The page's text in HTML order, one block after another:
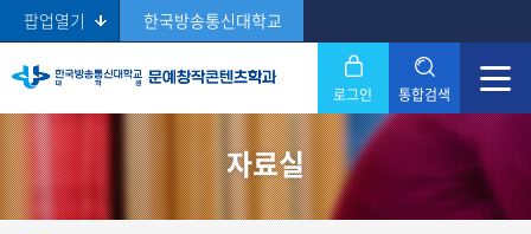
팝업열기 한국방송통신대학교
로그인 통합검색
Search 닫기
자료실